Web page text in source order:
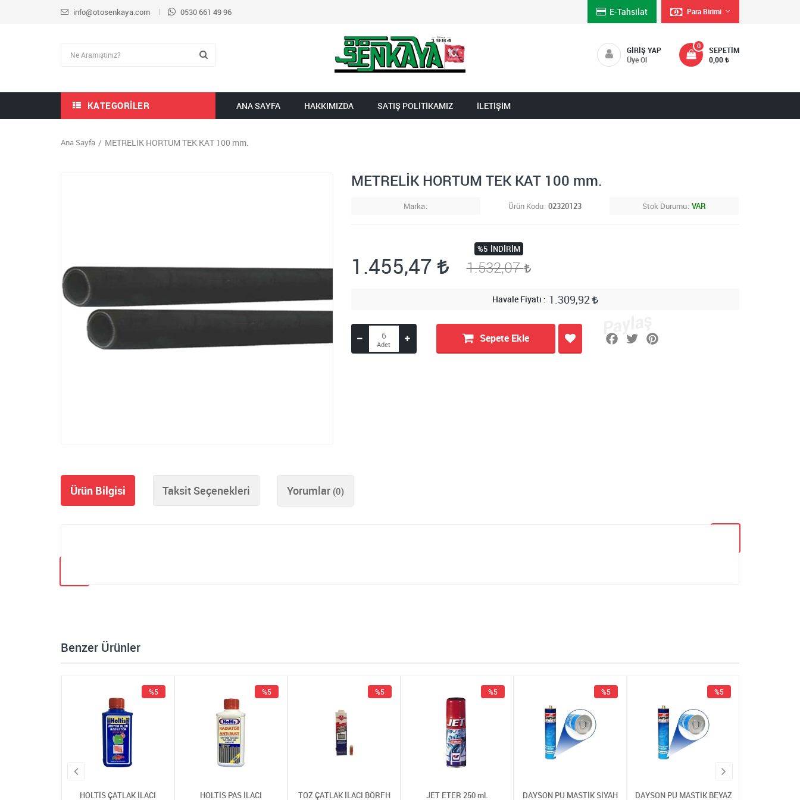
info@otosenkaya.com 0530 661 49 96 E-Tahsilat Para Birimi
SEPETIM
0
0,00
GIRIŞ YAP
Üye Ol
KATEGORILER ANA SAYFA HAKKIMIZDA SATIŞ POLİTİKAMIZ İLETİŞİM
Ana Sayfa METRELİK HORTUM TEK KAT 100 mm.
METRELİK HORTUM TEK KAT 100 mm.
Marka Ürün Kodu 02320123 Stok Durumu VAR
1.455,47
%5 İNDIRIM
1.532,07
Havale Fiyatı 1.309,92
Sepete Ekle
Ürün Bilgisi Taksit Seçenekleri Yorumlar (0)
Benzer Ürünler
HOLTİS ÇATLAK İLACI
%5
HOLTİS PAS İLACI
%5
TOZ ÇATLAK İLACI BÖRFH
%5
JET ETER 250 ml.
%5
DAYSON PU MASTİK SİYAH
%5
DAYSON PU MASTİK BEYAZ
%5